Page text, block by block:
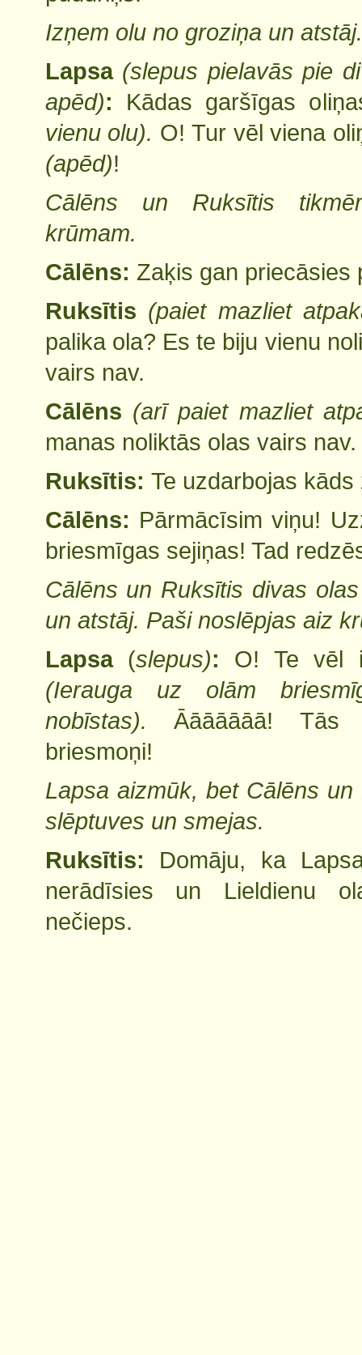
Izņem olu no groziņa un atstāj.
Lapsa (slepus pielavās pie
apēd): Kādas garšīgas
vienu olu). O! Tur vēl viena
(apēd)!
Cālēns un Ruksītis
krūmam.
Cālēns: Zaķis gan priecāsies
Ruksītis (paiet mazliet
palika ola? Es te biju vienu
vairs nav.
Cālēns (arī paiet mazliet
manas noliktās olas vairs nav.
Ruksītis: Te uzdarbojas kāds
Cālēns: Pārmācīsim viņu!
briesmīgas sejiņas! Tad
Cālēns un Ruksītis divas
un atstāj. Paši noslēpjas aiz
Lapsa (slepus): O! Te vēl
(Ierauga uz olām
nobīstas). Āāāāāāā!
briesmoņi!
Lapsa aizmūk, bet Cālēns
slēptuves un smejas.
Ruksītis: Domāju, ka
nerādīsies un Lieldienu
nečieps.